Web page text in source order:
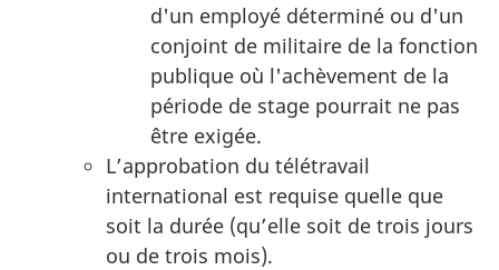
d'un employé déterminé ou d'un
conjoint de militaire de la fonction
publique où l'achèvement de la
période de stage pourrait ne pas
être exigée.
L’approbation du télétravail
international est requise quelle que
soit la durée (qu’elle soit de trois jours
ou de trois mois).